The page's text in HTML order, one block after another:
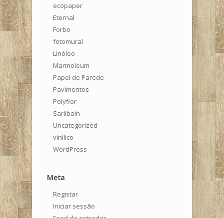
ecopaper
Eternal
Forbo
fotomural
Linóleo
Marmoleum
Papel de Parede
Pavimentos
Polyflor
Sarlibain
Uncategorized
vinílico
WordPress
Meta
Registar
Iniciar sessão